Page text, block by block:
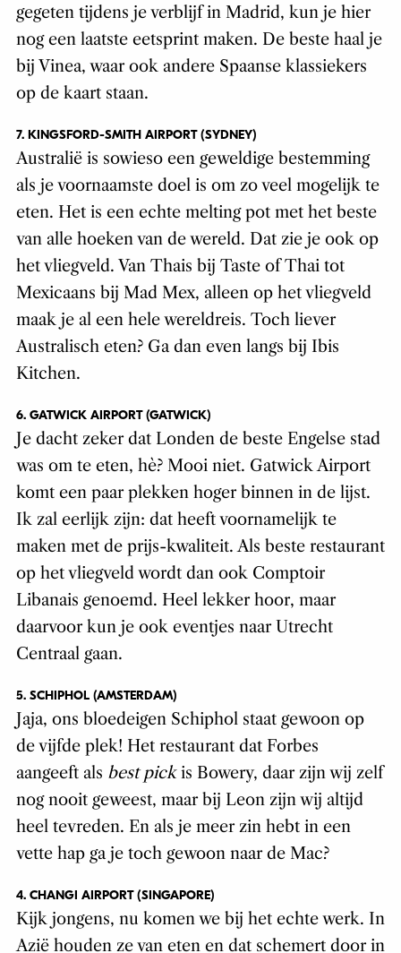
gegeten tijdens je verblijf in Madrid, kun je hier
nog een laatste eetsprint maken. De beste haal je
bij Vinea, waar ook andere Spaanse klassiekers
op de kaart staan.
7. KINGSFORD-SMITH AIRPORT (SYDNEY)
Australië is sowieso een geweldige bestemming
als je voornaamste doel is om zo veel mogelijk te
eten. Het is een echte melting pot met het beste
van alle hoeken van de wereld. Dat zie je ook op
het vliegveld. Van Thais bij Taste of Thai tot
Mexicaans bij Mad Mex, alleen op het vliegveld
maak je al een hele wereldreis. Toch liever
Australisch eten? Ga dan even langs bij Ibis
Kitchen.
6. GATWICK AIRPORT (GATWICK)
Je dacht zeker dat Londen de beste Engelse stad
was om te eten, hè? Mooi niet. Gatwick Airport
komt een paar plekken hoger binnen in de lijst.
Ik zal eerlijk zijn: dat heeft voornamelijk te
maken met de prijs-kwaliteit. Als beste restaurant
op het vliegveld wordt dan ook Comptoir
Libanais genoemd. Heel lekker hoor, maar
daarvoor kun je ook eventjes naar Utrecht
Centraal gaan.
5. SCHIPHOL (AMSTERDAM)
Jaja, ons bloedeigen Schiphol staat gewoon op
de vijfde plek! Het restaurant dat Forbes
aangeeft als best pickis Bowery, daar zijn wij zelf
nog nooit geweest, maar bij Leon zijn wij altijd
heel tevreden. En als je meer zin hebt in een
vette hap ga je toch gewoon naar de Mac?
4. CHANGI AIRPORT (SINGAPORE)
Kijk jongens, nu komen we bij het echte werk. In
Azië houden ze van eten en dat schemert door in